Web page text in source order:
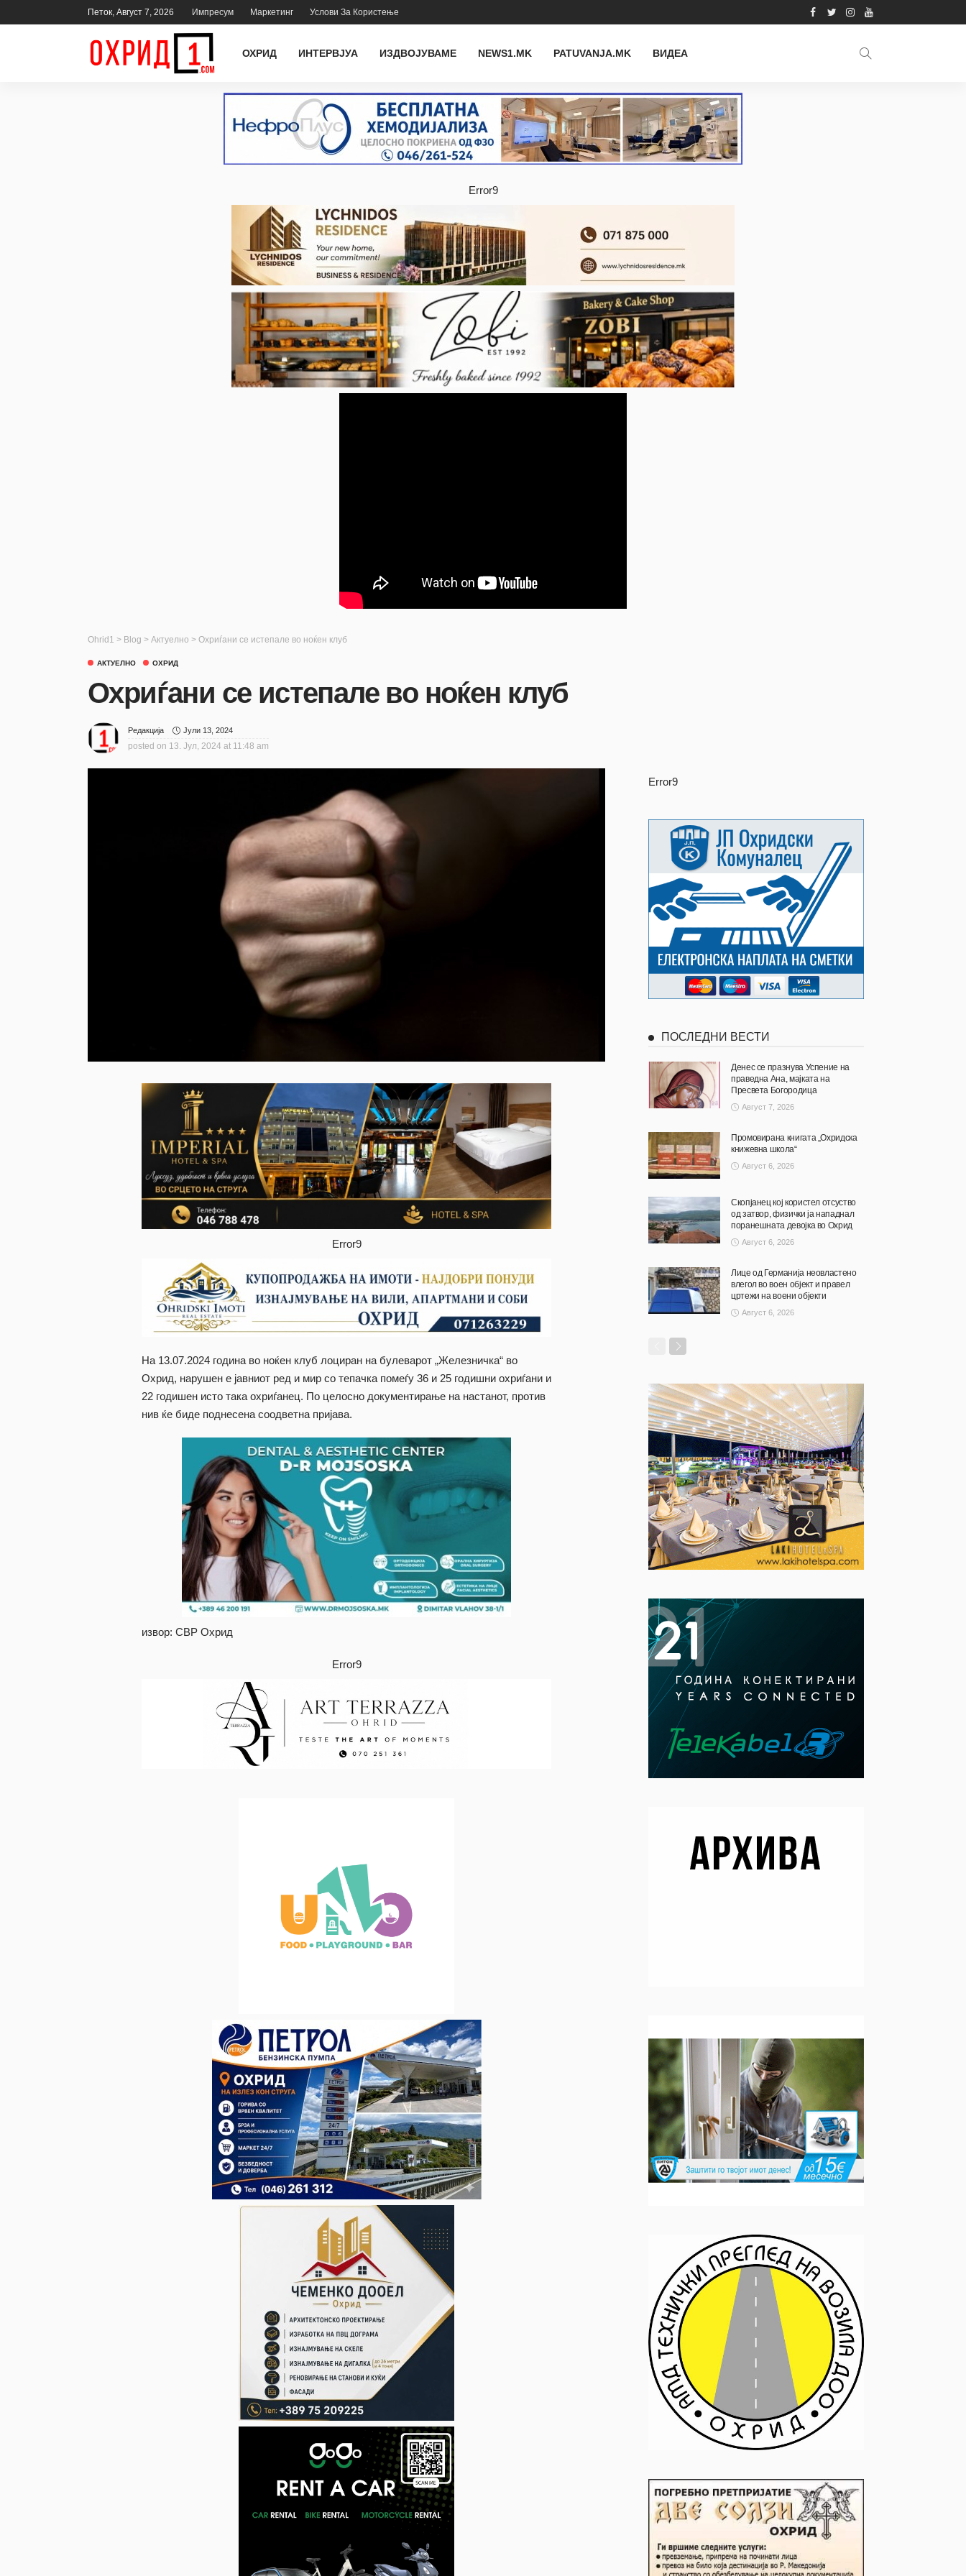
Петок, Август 7, 2026 Импресум Маркетинг Услови За Користење
ОХРИД ИНТЕРВЈУА ИЗДВОЈУВАМЕ NEWS1.MK PATUVANJA.MK ВИДЕА
Error9
Ohrid1 > Blog > Актуелно > Охриѓани се истепале во ноќен клуб
АКТУЕЛНО ОХРИД
Охриѓани се истепале во ноќен клуб
Редакција Јули 13, 2024
posted on 13. Јул, 2024 at 11:48 am
Error9
На 13.07.2024 година во ноќен клуб лоциран на булеварот „Железничка“ во
Охрид, нарушен е јавниот ред и мир со тепачка помеѓу 36 и 25 годишни охриѓани и
22 годишен исто така охриѓанец. По целосно документирање на настанот, против
нив ќе биде поднесена соодветна пријава.
извор: СВР Охрид
Error9
Error9
ПОСЛЕДНИ ВЕСТИ
Денес се празнува Успение на
праведна Ана, мајката на
Пресвета Богородица
Август 7, 2026
Промовирана книгата „Охридска
книжевна школа“
Август 6, 2026
Скопјанец кој користел отсуство
од затвор, физички ја нападнал
поранешната девојка во Охрид
Август 6, 2026
Лице од Германија неовластено
влегол во воен објект и правел
цртежи на воени објекти
Август 6, 2026